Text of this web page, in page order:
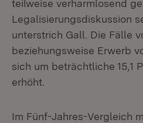
teilweise verharmlosend
Legalisierungsdiskussion
unterstrich Gall. Die Fälle
beziehungsweise Erwerb
sich um beträchtliche 15,1
erhöht.
Im Fünf-Jahres-Vergleich